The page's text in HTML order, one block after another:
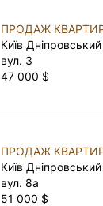
ПРОДАЖ
Київ
вул. 3
47 000 $
ПРОДАЖ
Київ
вул. 8а
51 000 $